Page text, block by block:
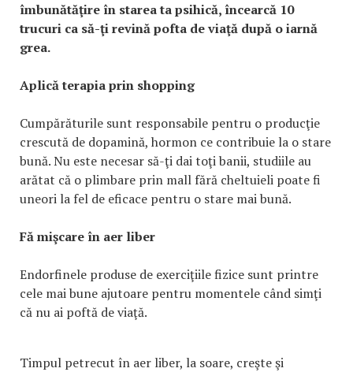
îmbunătăţire în starea ta psihică, încearcă 10
trucuri ca să-ţi revină pofta de viaţă după o iarnă
grea.
Aplică terapia prin shopping
Cumpărăturile sunt responsabile pentru o producţie
crescută de dopamină, hormon ce contribuie la o stare
bună. Nu este necesar să-ţi dai toţi banii, studiile au
arătat că o plimbare prin mall fără cheltuieli poate fi
uneori la fel de eficace pentru o stare mai bună.
Fă mişcare în aer liber
Endorfinele produse de exerciţiile fizice sunt printre
cele mai bune ajutoare pentru momentele când simţi
că nu ai poftă de viaţă.
Timpul petrecut în aer liber, la soare, creşte şi